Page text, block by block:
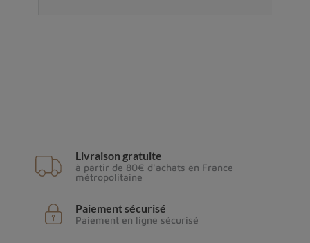
Livraison gratuite
à partir de 80€ d'achats en France
métropolitaine
Paiement sécurisé
Paiement en ligne sécurisé